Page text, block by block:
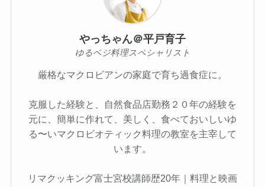
やっちゃん＠平戸育子
ゆるベジ料理スペシャリスト
厳格なマクロビアンの家庭で育ち過食症に。
克服した経験と、自然食品店勤務２０年の経験を
元に、簡単に作れて、美しく、食べておいしいゆ
る〜いマクロビオティック料理の教室を主宰して
います。
リマクッキング富士宮校講師歴20年｜料理と映画